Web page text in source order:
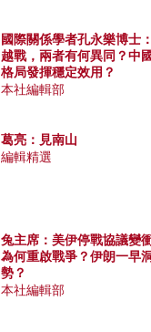
國際關係學者孔永樂博士
越戰，兩者有何異同？中
格局發揮穩定效用？
本社編輯部
葛亮：見南山
編輯精選
兔主席：美伊停戰協議變
為何重啟戰爭？伊朗一早
勢？
本社編輯部